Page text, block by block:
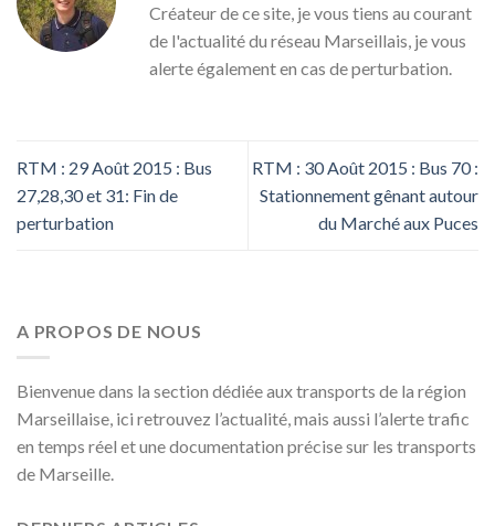
Créateur de ce site, je vous tiens au courant
de l'actualité du réseau Marseillais, je vous
alerte également en cas de perturbation.
RTM : 29 Août 2015 : Bus
27,28,30 et 31: Fin de
perturbation
RTM : 30 Août 2015 : Bus 70 :
Stationnement gênant autour
du Marché aux Puces
A PROPOS DE NOUS
Bienvenue dans la section dédiée aux transports de la région
Marseillaise, ici retrouvez l’actualité, mais aussi l’alerte trafic
en temps réel et une documentation précise sur les transports
de Marseille.